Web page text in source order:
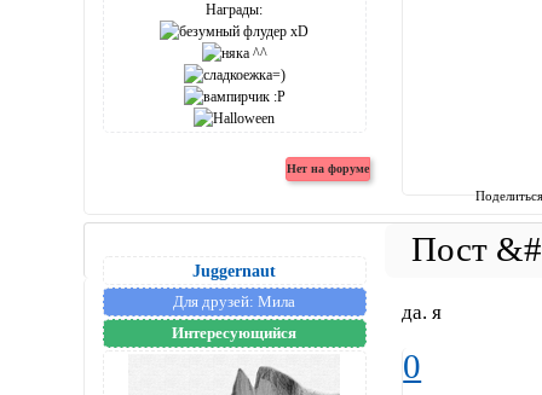
Награды:
Juggernaut
Для друзей: Мила
Интересующийся
да. я
0